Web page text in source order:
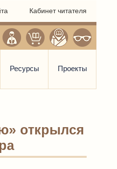
Кабинет читателя
Ресурсы Проекты
открылся